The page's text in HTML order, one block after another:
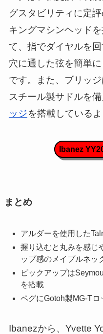
グスタビリティに定
キングマシンヘッド
て、指でダイヤルを
穴に通した弦を簡単
です。また、ブリッ
スチール製サドルを備
ッジを搭載しているよ
Ibanez
まとめ
アルダーを使用した
握り込むと丸みを感じ
ップ感のメイプルネッ
ピックアップは
を搭載
ペグにGotoh製MG-Tロ
Ibanezから、Yvette